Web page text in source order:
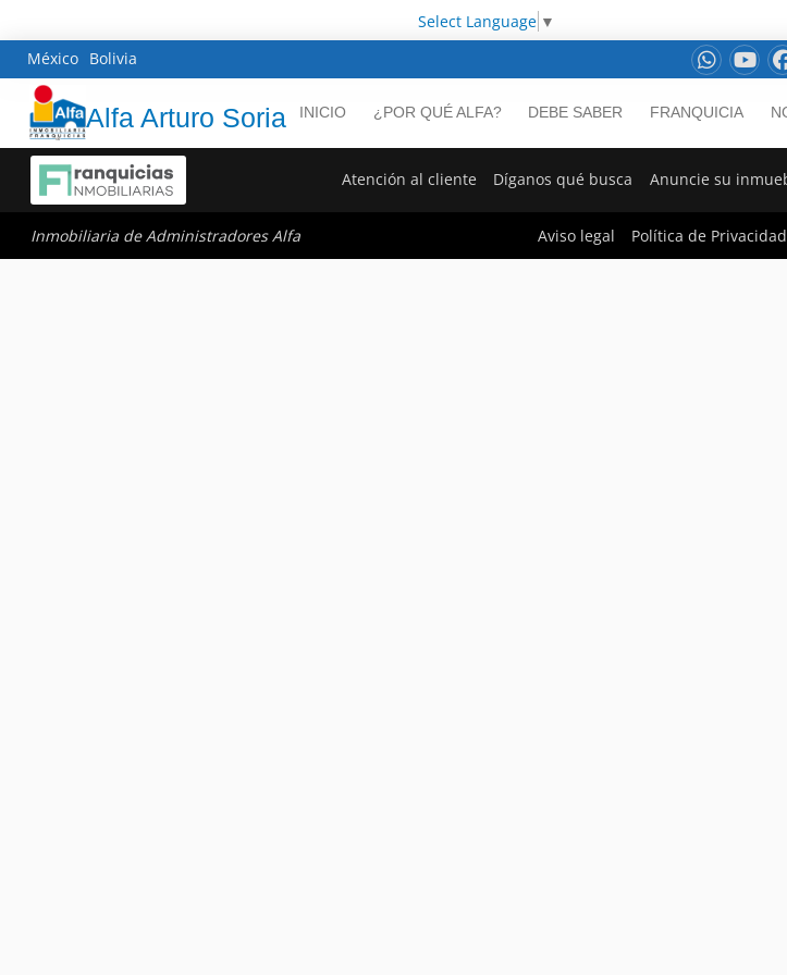
Select Language ▼
México Bolivia
Alfa Arturo Soria INICIO ¿POR QUÉ ALFA? DEBE SABER FRANQUICIA
Atención al cliente Díganos qué busca Anuncie su
Inmobiliaria de Administradores Alfa Aviso legal Política de Privacidad